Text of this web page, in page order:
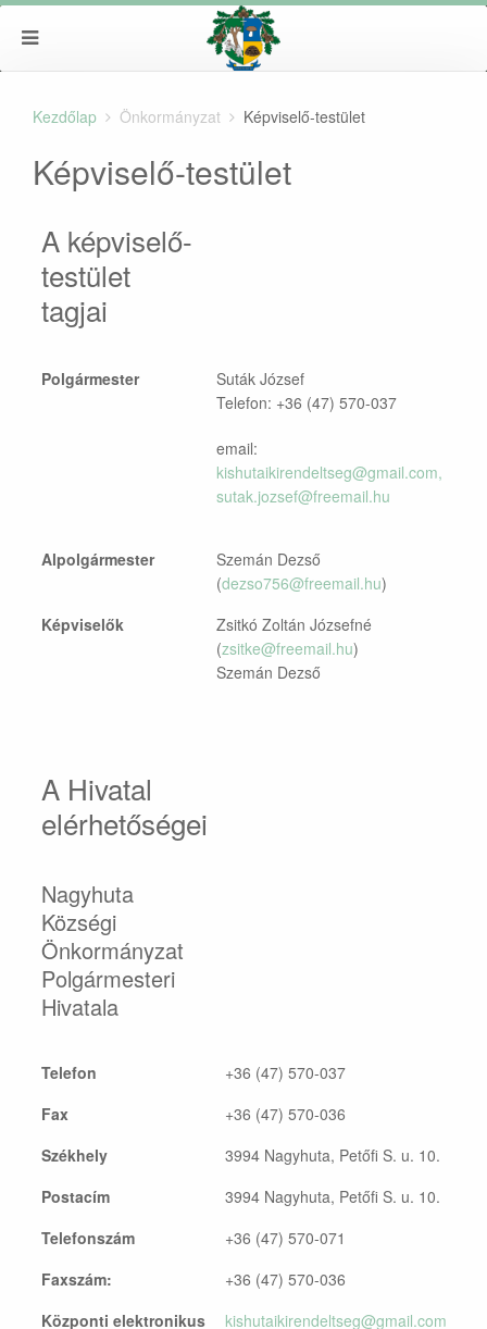
Kezdőlap Önkormányzat Képviselő-testület
Képviselő-testület
A képviselő-
testület
tagjai
Polgármester
Suták József
Telefon: +36 (47) 570-037
email:
kishutaikirendeltseg@gmail.com,
sutak.jozsef@freemail.hu
Alpolgármester
Szemán Dezső
(dezso756@freemail.hu)
Képviselők
Zsitkó Zoltán Józsefné
(zsitke@freemail.hu)
Szemán Dezső
A Hivatal
elérhetőségei
Nagyhuta
Községi
Önkormányzat
Polgármesteri
Hivatala
Telefon
+36 (47) 570-037
Fax
+36 (47) 570-036
Székhely
3994 Nagyhuta, Petőfi S. u. 10.
Postacím
3994 Nagyhuta, Petőfi S. u. 10.
Telefonszám
+36 (47) 570-071
Faxszám:
+36 (47) 570-036
Központi elektronikus
kishutaikirendeltseg@gmail.com